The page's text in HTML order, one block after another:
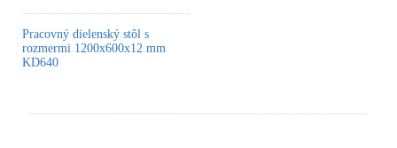
Pracovný dielenský stôl s
rozmermi 1200x600x12 mm
KD640